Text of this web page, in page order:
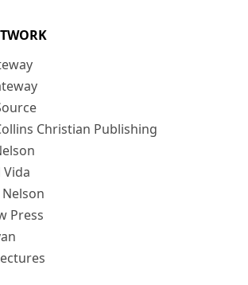
Christian Publishing
Press